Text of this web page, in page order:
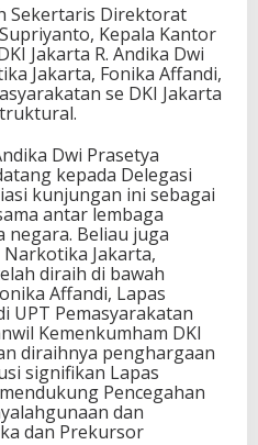
Sekertaris Direktorat
Kepala Kantor
Jakarta R. Andika Dwi
Jakarta, Fonika Affandi,
se DKI Jakarta
Dwi Prasetya
kepada Delegasi
kunjungan ini sebagai
antar lembaga
negara. Beliau juga
Jakarta,
diraih di bawah
Affandi, Lapas
UPT Pemasyarakatan
Kemenkumham DKI
diraihnya penghargaan
signifikan Lapas
Pencegahan
dan
dan Prekursor